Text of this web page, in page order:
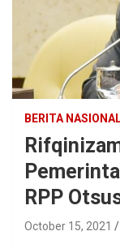
BERITA
RPP
October 15, 2021